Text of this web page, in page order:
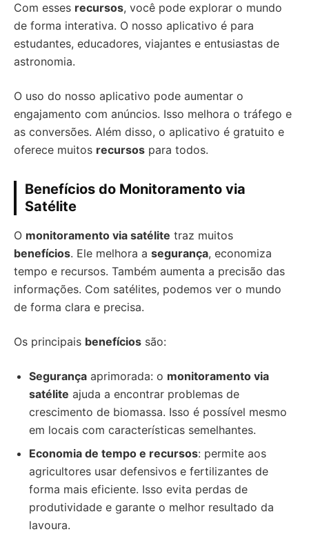
Com esses recursos, você pode explorar o mundo
de forma interativa. O nosso aplicativo é para
estudantes, educadores, viajantes e entusiastas de
astronomia.
O uso do nosso aplicativo pode aumentar o
engajamento com anúncios. Isso melhora o tráfego e
as conversões. Além disso, o aplicativo é gratuito e
oferece muitos recursos para todos.
Benefícios do Monitoramento via
Satélite
O monitoramento via satélite traz muitos
benefícios. Ele melhora a segurança, economiza
tempo e recursos. Também aumenta a precisão das
informações. Com satélites, podemos ver o mundo
de forma clara e precisa.
Os principais benefícios são:
Segurança aprimorada: o monitoramento via
satélite ajuda a encontrar problemas de
crescimento de biomassa. Isso é possível mesmo
em locais com características semelhantes.
Economia de tempo e recursos: permite aos
agricultores usar defensivos e fertilizantes de
forma mais eficiente. Isso evita perdas de
produtividade e garante o melhor resultado da
lavoura.